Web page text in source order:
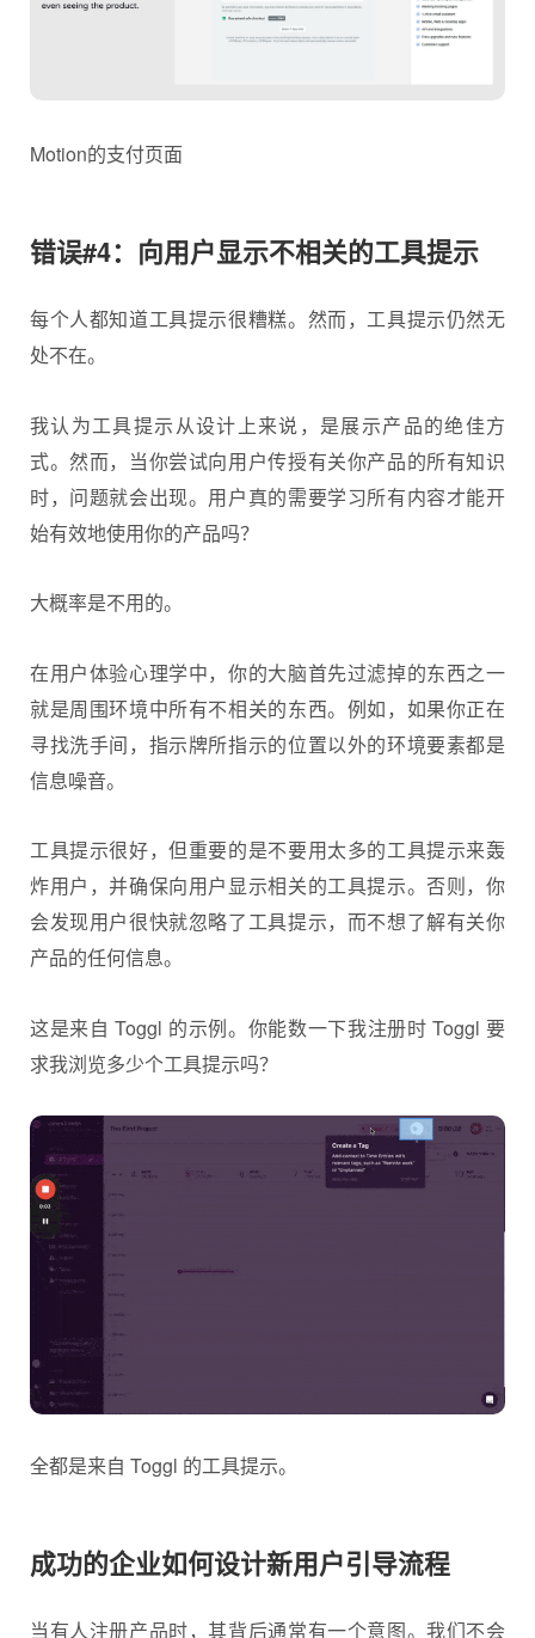
Motion的支付页面
错误#4：向用户显示不相关的工具提示
每个人都知道工具提示很糟糕。然而，工具提示仍然无
处不在。
我认为工具提示从设计上来说，是展示产品的绝佳方
式。然而，当你尝试向用户传授有关你产品的所有知识
时，问题就会出现。用户真的需要学习所有内容才能开
始有效地使用你的产品吗？
大概率是不用的。
在用户体验心理学中，你的大脑首先过滤掉的东西之一
就是周围环境中所有不相关的东西。例如，如果你正在
寻找洗手间，指示牌所指示的位置以外的环境要素都是
信息噪音。
工具提示很好，但重要的是不要用太多的工具提示来轰
炸用户，并确保向用户显示相关的工具提示。否则，你
会发现用户很快就忽略了工具提示，而不想了解有关你
产品的任何信息。
这是来自 Toggl 的示例。你能数一下我注册时 Toggl 要
求我浏览多少个工具提示吗？
全都是来自 Toggl 的工具提示。
成功的企业如何设计新用户引导流程
当有人注册产品时，其背后通常有一个意图。我们不会